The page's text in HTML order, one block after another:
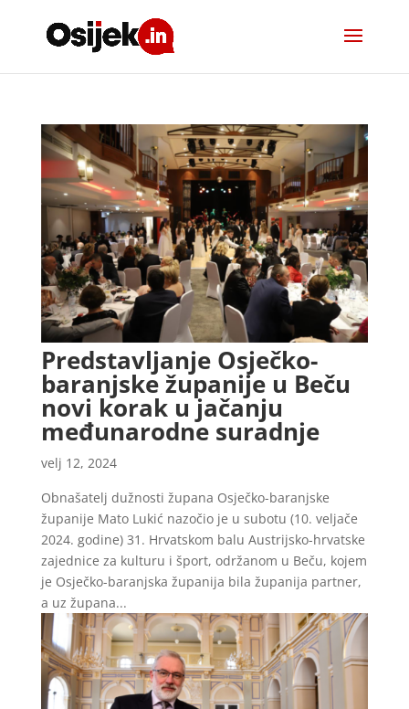
Predstavljanje Osječko-
baranjske županije u Beču
novi korak u jačanju
međunarodne suradnje
velj 12, 2024
Obnašatelj dužnosti župana Osječko-baranjske
županije Mato Lukić nazočio je u subotu (10. veljače
2024. godine) 31. Hrvatskom balu Austrijsko-hrvatske
zajednice za kulturu i šport, održanom u Beču, kojem
je Osječko-baranjska županija bila županija partner,
a uz župana...